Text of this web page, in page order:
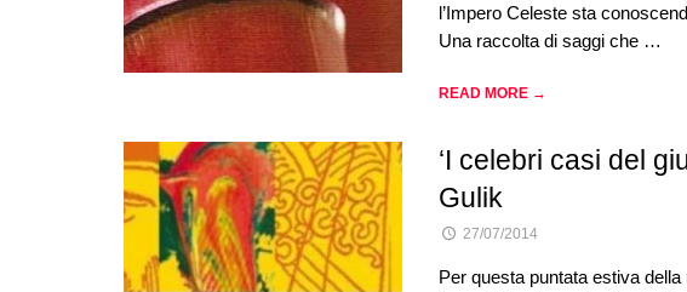
l’Impero Celeste sta
Una raccolta di saggi che …
READ MORE →
‘I celebri casi del
Gulik
27/07/2014
Per questa puntata estiva